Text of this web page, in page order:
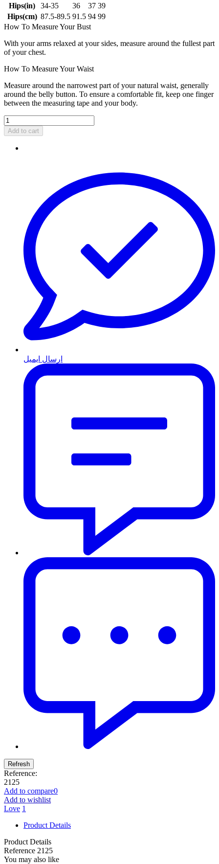
Hips(in)
34-35 36 37 39
Hips(cm) 87.5-89.5 91.5 94 99
How To Measure Your Bust
With your arms relaxed at your sides, measure around the fullest part
of your chest.
How To Measure Your Waist
Measure around the narrowest part of your natural waist, generally
around the belly button. To ensure a comfortable fit, keep one finger
between the measuring tape and your body.
Add to cart
ارسال ایمیل
Reference:
2125
Add to compare0
Add to wishlist
Love 1
Product Details
Product Details
Reference 2125
You may also like